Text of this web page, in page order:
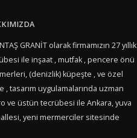
GRANİT olarak firmamızın 27 yıllık
ile inşaat , mutfak , pencere önü
(denizlik) küpeşte , ve özel
, tasarım uygulamalarında uzman
ve üstün tecrübesi ile Ankara, yuva
yeni mermerciler sitesinde